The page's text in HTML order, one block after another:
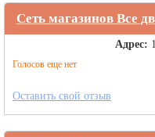
Сеть магазинов Все
Голосов еще нет
Адрес:
Оставить свой отзыв